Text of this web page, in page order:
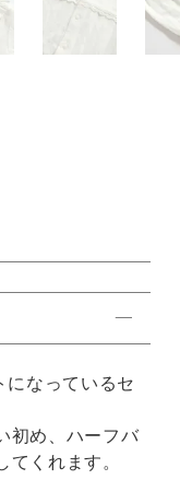
になっているセ
初め、ハーフバ
くれます。